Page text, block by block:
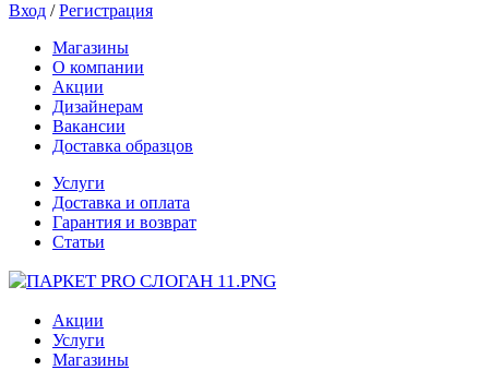
Вход /Регистрация
Магазины
О компании
Акции
Дизайнерам
Вакансии
Доставка образцов
Услуги
Доставка и оплата
Гарантия и возврат
Статьи
Акции
Услуги
Магазины